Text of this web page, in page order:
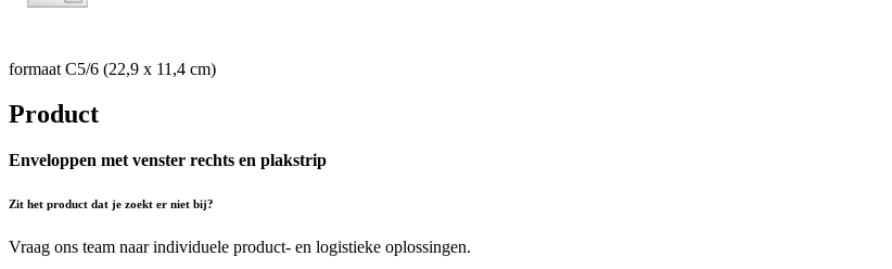
formaat C5/6 (22,9 x 11,4 cm)
Product
Enveloppen met venster rechts en plakstrip
Zit het product dat je zoekt er niet bij?
Vraag ons team naar individuele product- en logistieke oplossingen.